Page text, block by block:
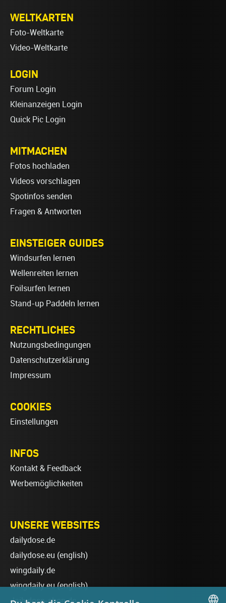
WELTKARTEN
Foto-Weltkarte
Video-Weltkarte
LOGIN
Forum Login
Kleinanzeigen Login
Quick Pic Login
MITMACHEN
Fotos hochladen
Videos vorschlagen
Spotinfos senden
Fragen & Antworten
EINSTEIGER GUIDES
Windsurfen lernen
Wellenreiten lernen
Foilsurfen lernen
Stand-up Paddeln lernen
RECHTLICHES
Nutzungsbedingungen
Datenschutzerklärung
Impressum
COOKIES
Einstellungen
INFOS
Kontakt & Feedback
Werbemöglichkeiten
UNSERE WEBSITES
dailydose.de
dailydose.eu (english)
wingdaily.de
wingdaily.eu(english)
dailydose-shop.de